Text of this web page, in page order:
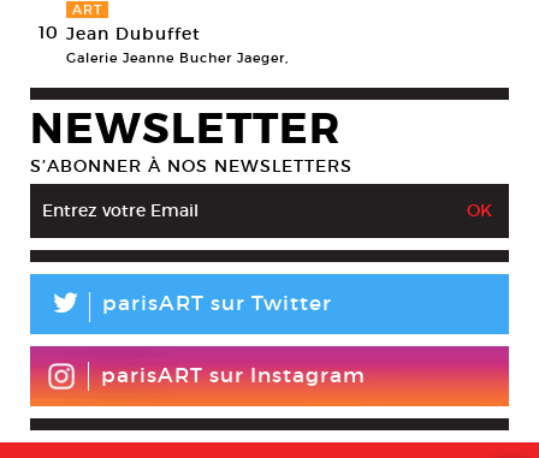
10
ART
Jean Dubuffet
Galerie Jeanne Bucher Jaeger,
NEWSLETTER
S’ABONNER À NOS NEWSLETTERS
L parisART sur Twitter
parisART sur Instagram